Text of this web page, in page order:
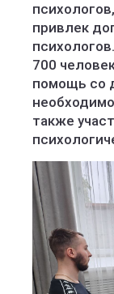
привлек
700
помощь со
также